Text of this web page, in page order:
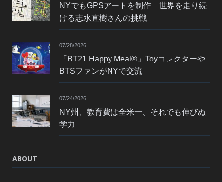
NYでもGPSアートを制作 世界を走り続
ける志水直樹さんの挑戦
07/28/2026
「BT21 Happy Meal®」Toyコレクターや
BTSファンがNYで交流
07/24/2026
NY州、教育費は全米一、それでも伸びぬ
学力
ABOUT